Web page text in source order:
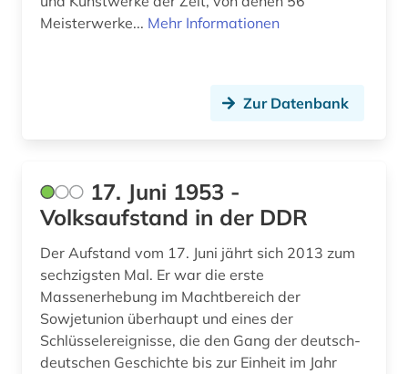
archivmaterialien (1)
archäologie (29)
argentinien (3)
arisierung (1)
arkadien (1)
arktis (5)
armeezeitungen (1)
Meisterwerke... Mehr Informationen
Zur Datenbank
17. Juni 1953 -
Volksaufstand in der DDR
Der Aufstand vom 17. Juni jährt sich 2013 zum
sechzigsten Mal. Er war die erste
Massenerhebung im Machtbereich der
Sowjetunion überhaupt und eines der
Schlüsselereignisse, die den Gang der deutsch-
deutschen Geschichte bis zur Einheit im Jahr